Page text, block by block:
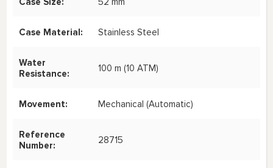
Case Material: Stainless Steel
Water
Resistance:
100 m (10 ATM)
Movement: Mechanical (Automatic)
Reference
Number:
28715